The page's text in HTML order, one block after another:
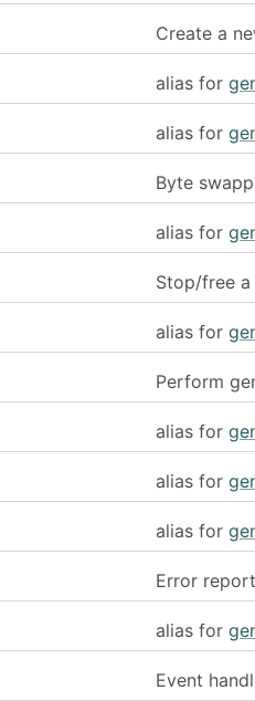
Create a
alias for
alias for
Byte
alias for
Stop/free
alias for
Perform
alias for
alias for
alias for
Error
alias for
Event